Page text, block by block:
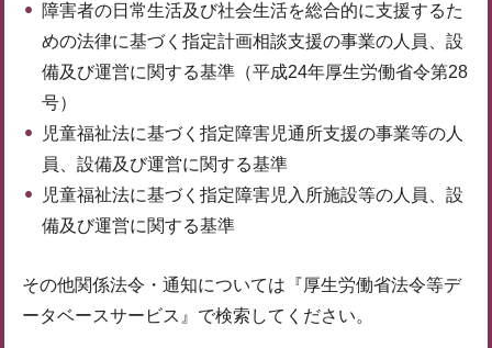
障害者の日常生活及び社会生活を総合的に支援するた
めの法律に基づく指定計画相談支援の事業の人員、設
備及び運営に関する基準（平成24年厚生労働省令第28
号）
児童福祉法に基づく指定障害児通所支援の事業等の人
員、設備及び運営に関する基準
児童福祉法に基づく指定障害児入所施設等の人員、設
備及び運営に関する基準
その他関係法令・通知については『厚生労働省法令等デ
ータベースサービス』で検索してください。